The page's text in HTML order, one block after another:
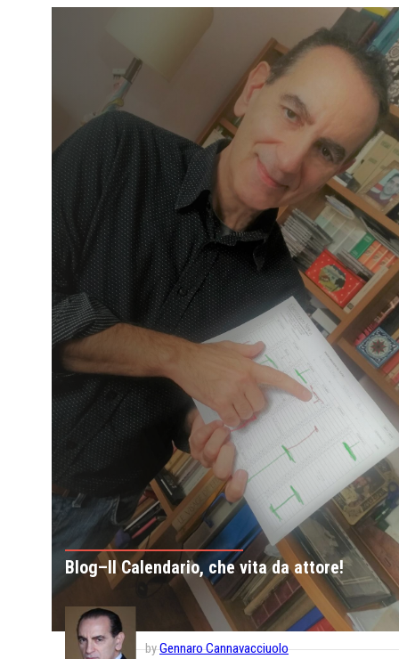
Blog–Il Calendario, che vita da attore!
byGennaro Cannavacciuolo